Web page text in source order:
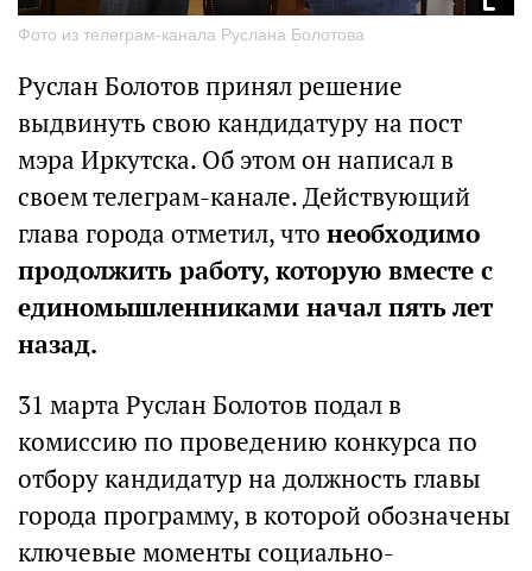
Фото из телеграм-канала Руслана Болотова
Руслан Болотов принял решение
выдвинуть свою кандидатуру на пост
мэра Иркутска. Об этом он написал в
своем телеграм-канале. Действующий
глава города отметил, что необходимо
продолжить работу, которую вместе с
единомышленниками начал пять лет
назад.
31 марта Руслан Болотов подал в
комиссию по проведению конкурса по
отбору кандидатур на должность главы
города программу, в которой обозначены
ключевые моменты социально-